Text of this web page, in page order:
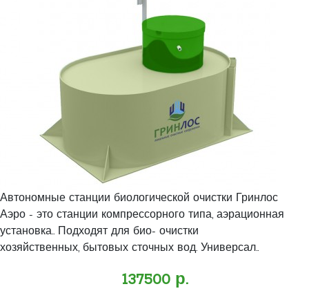
Автономные станции биологической очистки Гринлос
Аэро - это станции компрессорного типа, аэрационная
установка.. Подходят для био- очистки
хозяйственных, бытовых сточных вод. Универсал..
137500 р.